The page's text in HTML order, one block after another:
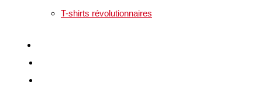
T-shirts révolutionnaires